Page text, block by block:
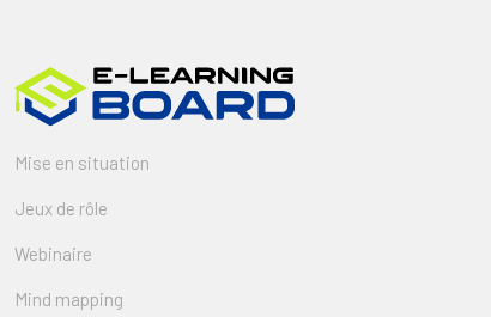
Mise en situation
Jeux de rôle
Webinaire
Mind mapping